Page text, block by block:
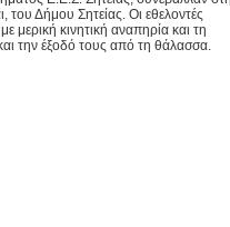
Δήμου Σητείας. Οι εθελοντές
μερική κινητική αναπηρία και τη
την έξοδό τους από τη θάλασσα.